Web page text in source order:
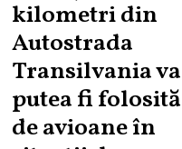
T
8
kilometri din
Autostrada
Transilvania va
putea fi folosită
de avioane în